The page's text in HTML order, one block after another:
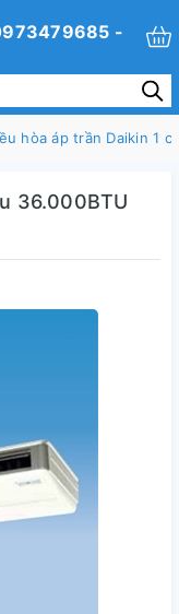
-
hòa áp trần Daikin 1
36.000BTU